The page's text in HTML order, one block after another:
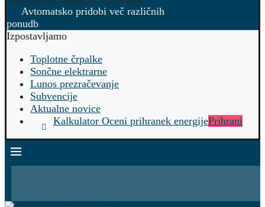
Avtomatsko pridobi več različnih
ponudb
Izpostavljamo
Toplotne črpalke
Sončne elektrarne
Lunos prezračevanje
Subvencije
Aktualne novice
Kalkulator Oceni prihranek energijePrihrani